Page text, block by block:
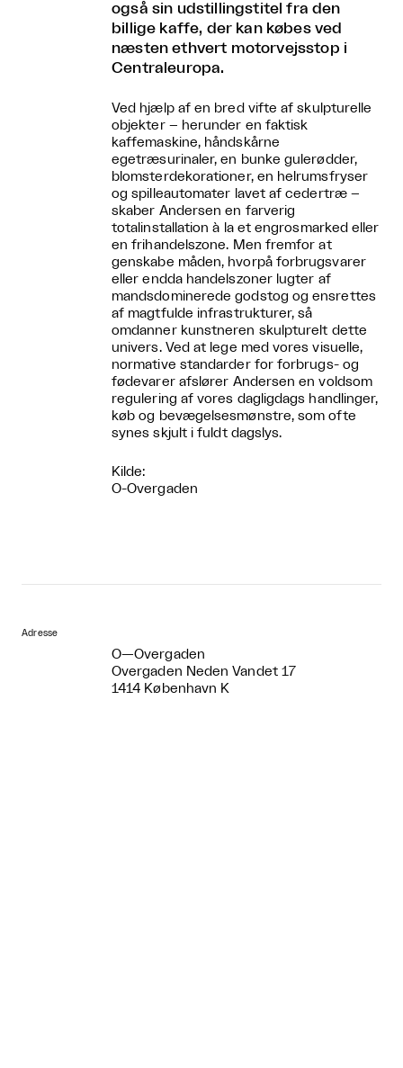
også sin udstillingstitel fra den
billige kaffe, der kan købes ved
næsten ethvert motorvejsstop i
Centraleuropa.
Ved hjælp af en bred vifte af skulpturelle
objekter – herunder en faktisk
kaffemaskine, håndskårne
egetræsurinaler, en bunke gulerødder,
blomsterdekorationer, en helrumsfryser
og spilleautomater lavet af cedertræ –
skaber Andersen en farverig
totalinstallation à la et engrosmarked eller
en frihandelszone. Men fremfor at
genskabe måden, hvorpå forbrugsvarer
eller endda handelszoner lugter af
mandsdominerede godstog og ensrettes
af magtfulde infrastrukturer, så
omdanner kunstneren skulpturelt dette
univers. Ved at lege med vores visuelle,
normative standarder for forbrugs- og
fødevarer afslører Andersen en voldsom
regulering af vores dagligdags handlinger,
køb og bevægelsesmønstre, som ofte
synes skjult i fuldt dagslys.
Kilde:
O-Overgaden
Adresse
O—Overgaden
Overgaden Neden Vandet 17
1414 København K